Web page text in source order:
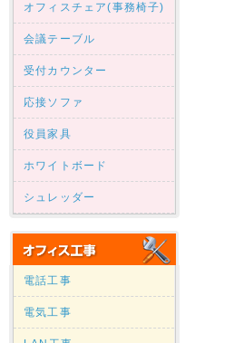
オフィスチェア(事務椅子)
会議テーブル
受付カウンター
応接ソファ
役員家具
ホワイトボード
シュレッダー
電話工事
電気工事